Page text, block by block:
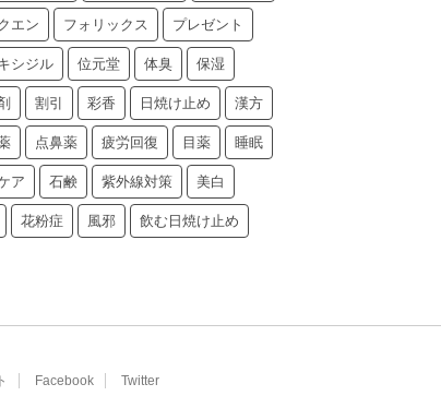
エン フォリックス プレゼント
シジル 位元堂 体臭 保湿
割引 彩香 日焼け止め 漢方
点鼻薬 疲労回復 目薬 睡眠
ア 石鹸 紫外線対策 美白
花粉症 風邪 飲む日焼け止め
Facebook Twitter